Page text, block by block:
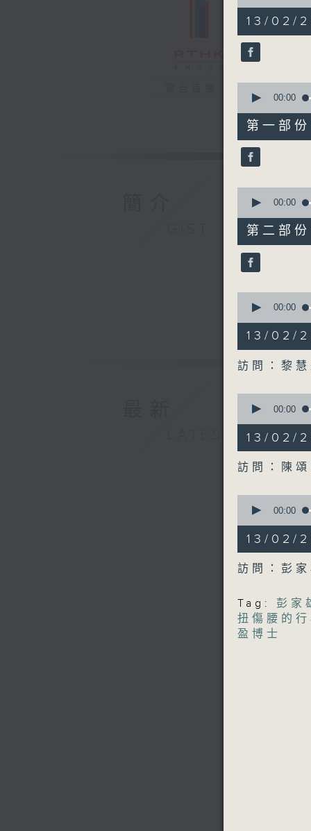
嘉賓：陳
1400-
主題：腦
hour,
39
minutes,
18
90%
13/02/
seconds
49
minutes,
40
seconds
90%
00:00
第一部
seconds
49
minutes,
47
seconds
90%
00:00
第二部
seconds
19
minutes,
30
seconds
90%
00:00
13/02/
訪問：黎
seconds
21
minutes,
28
seconds
90%
00:00
13/02/
訪問：陳
seconds
49
minutes,
45
seconds
90%
00:00
13/02/
訪問：彭
Tag:
彭家
扭傷腰的
盈博士